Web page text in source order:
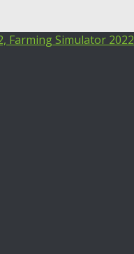
Farming Simulator 2022